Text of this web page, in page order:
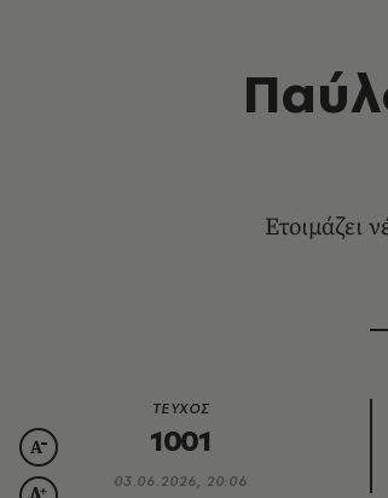
Ετοιμάζει
ΤΕΥΧΟΣ
1001
03.06.2026, 20:06